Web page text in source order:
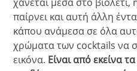
παίρνει και αυτή άλλη
κάπου ανάμεσα σε όλα
χρώματα των cocktails να
εικόνα. Είναι από εκείνα